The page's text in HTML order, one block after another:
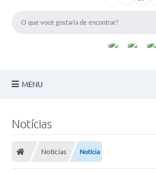
MENU
Turismo
Notícias
Notícias Notícia